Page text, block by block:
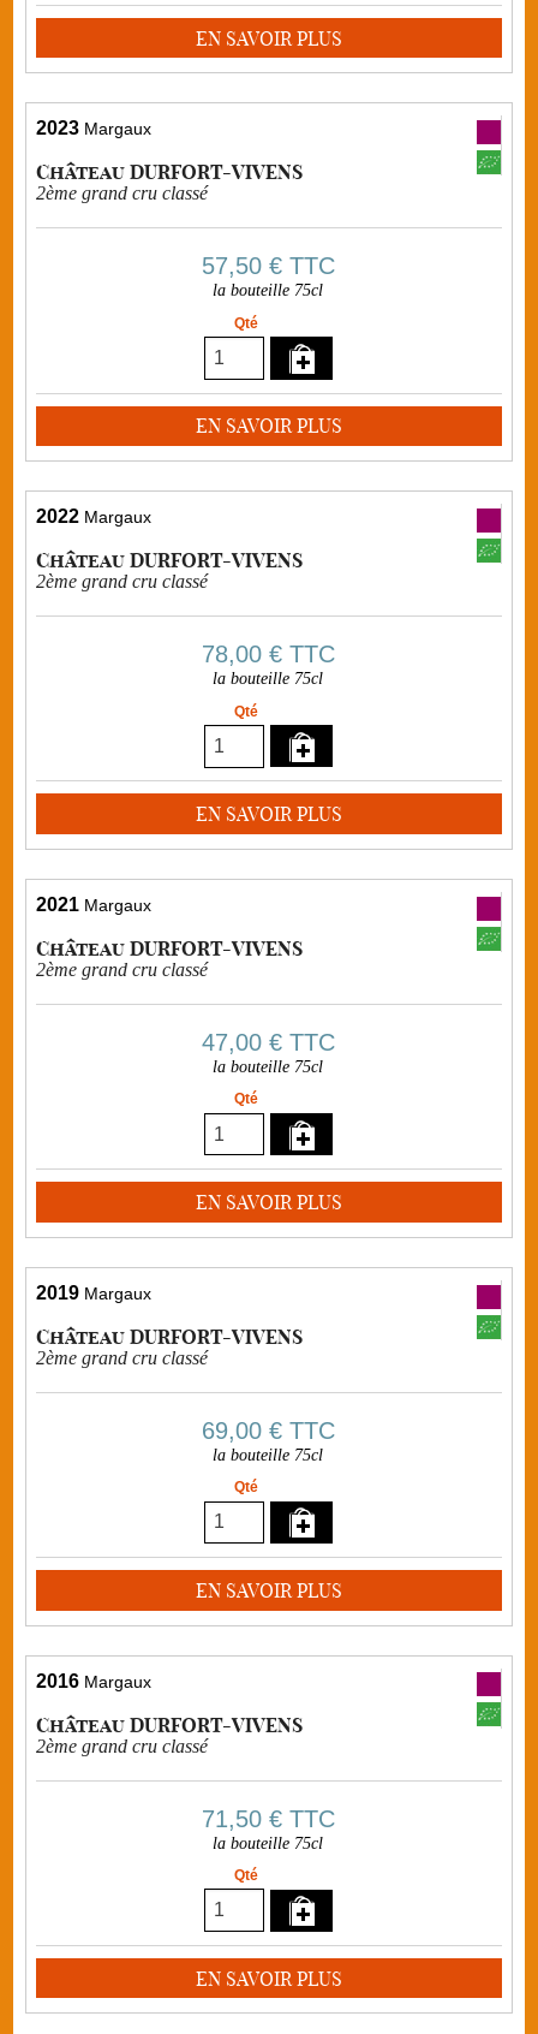
EN SAVOIR PLUS
2023 Margaux
Château DURFORT-VIVENS
2ème grand cru classé
57,50 €TTC
la bouteille 75cl
Qté
EN SAVOIR PLUS
2022 Margaux
Château DURFORT-VIVENS
2ème grand cru classé
78,00 €TTC
la bouteille 75cl
Qté
EN SAVOIR PLUS
2021 Margaux
Château DURFORT-VIVENS
2ème grand cru classé
47,00 €TTC
la bouteille 75cl
Qté
EN SAVOIR PLUS
2019 Margaux
Château DURFORT-VIVENS
2ème grand cru classé
69,00 €TTC
la bouteille 75cl
Qté
EN SAVOIR PLUS
2016 Margaux
Château DURFORT-VIVENS
2ème grand cru classé
71,50 €TTC
la bouteille 75cl
Qté
EN SAVOIR PLUS